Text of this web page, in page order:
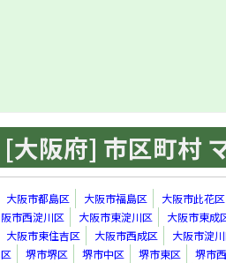
[大阪府] 市区町村
大阪市都島区 大阪市福島区
大阪市此花区
阪市西淀川区
大阪市東淀川区
大阪市東成
大阪市東住吉区
大阪市西成区
大阪市淀
区
堺市堺区 堺市中区 堺市東区
堺市